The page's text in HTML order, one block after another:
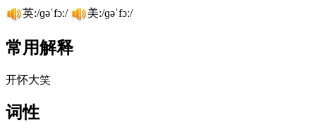
英:/ɡəˈfɔː/ 美:/ɡəˈfɔː/
常用解释
开怀大笑
词性